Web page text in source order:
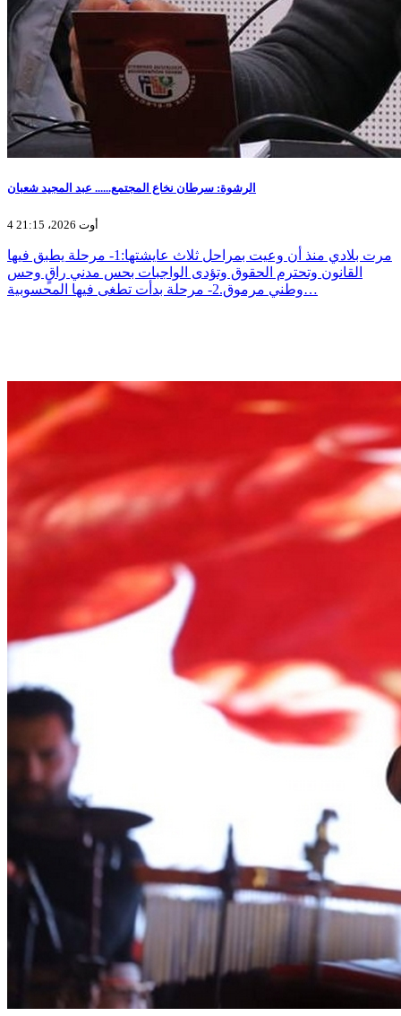
الرشوة: سرطان نخاع المجتمع...... عبد المجيد شعبان
4 أوت 2026، 21:15
مرت بلادي منذ أن وعيت بمراحل ثلاث عايشتها:1- مرحلة يطبق فيها
القانون وتحترم الحقوق وتؤدى الواجبات بحس مدني راقٍ وحس
وطني مرموق.2- مرحلة بدأت تطغى فيها المحسوبية…